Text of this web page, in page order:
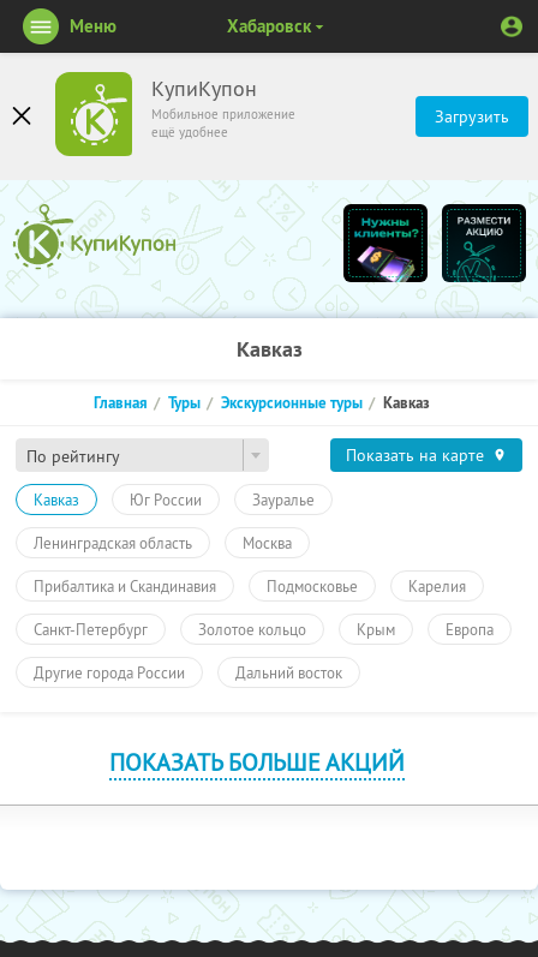
КупиКупон
Мобильное приложение
ещё удобнее
Загрузить
Меню Хабаровск
Кавказ
По рейтингу
Главная Туры Экскурсионные туры Кавказ
Показать на карте
Кавказ Юг России Зауралье
Ленинградская область Москва
Прибалтика и Скандинавия Подмосковье Карелия
Санкт-Петербург Золотое кольцо Крым Европа
Другие города России Дальний восток
ПОКАЗАТЬ БОЛЬШЕ АКЦИЙ